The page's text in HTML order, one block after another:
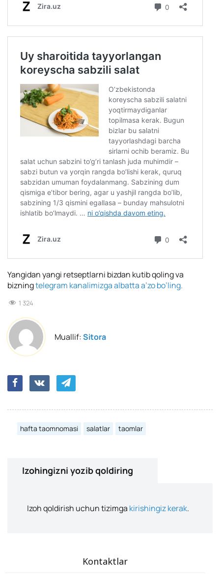
Yangidan yangi retseptlarni bizdan kutib qoling va
bizningtelegram kanalimizga albatta a’zo bo’ling.
1 324
Muallif:Sitora
hafta taomnomasi salatlar taomlar
Izohingizni yozib qoldiring
Izoh qoldirish uchun tizimga kirishingiz kerak.
Kontaktlar